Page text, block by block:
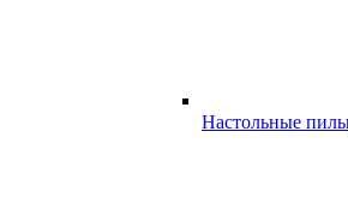
Настольные